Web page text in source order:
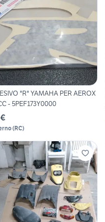
"R" YAMAHA PER AEROX
- 5PEF173Y0000
(RC)